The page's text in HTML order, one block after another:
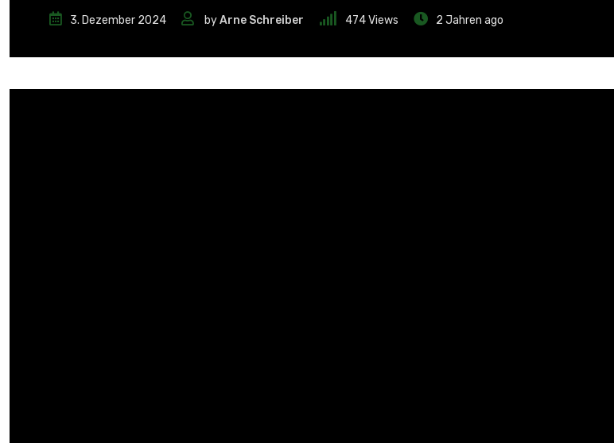
3. Dezember 2024 byArne Schreiber 474Views 2 Jahren ago